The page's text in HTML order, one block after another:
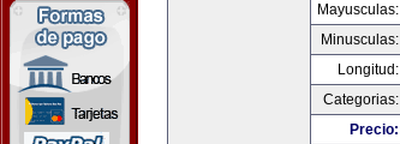
Mayusculas:
Minusculas:
Longitud:
Categorias:
Precio: